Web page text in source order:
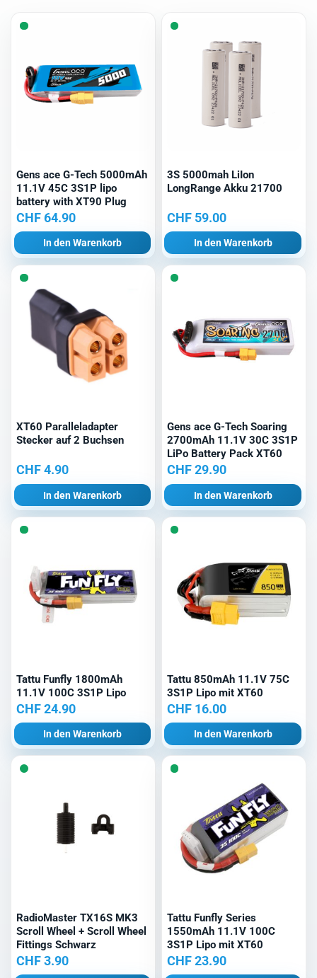
Gens ace G-Tech 5000mAh
11.1V 45C 3S1P lipo
battery with XT90 Plug
CHF64.90
In den Warenkorb
3S 5000mah LiIon
LongRange Akku 21700
CHF59.00
In den Warenkorb
XT60 Paralleladapter
Stecker auf 2 Buchsen
CHF4.90
In den Warenkorb
Gens ace G-Tech Soaring
2700mAh 11.1V 30C 3S1P
LiPo Battery Pack XT60
CHF29.90
In den Warenkorb
Tattu Funfly 1800mAh
11.1V 100C 3S1P Lipo
CHF24.90
In den Warenkorb
Tattu 850mAh 11.1V 75C
3S1P Lipo mit XT60
CHF16.00
In den Warenkorb
RadioMaster TX16S MK3
Scroll Wheel + Scroll Wheel
Fittings Schwarz
CHF3.90
Tattu Funfly Series
1550mAh 11.1V 100C
3S1P Lipo mit XT60
CHF23.90